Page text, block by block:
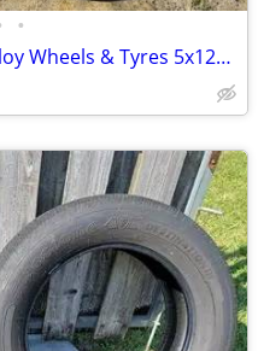
•
Genuine 16" BMW 3-Series Alloy Wheels & Tyres 5x120 205/55R16